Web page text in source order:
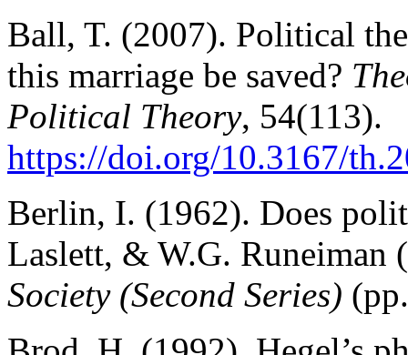
Ball, T. (2007). Political
this marriage be saved?
Political Theory, 54(113).
https://doi.org/10.3167/
Berlin, I. (1962). Does
Laslett, & W.G. Runeiman
Society (Second Series)